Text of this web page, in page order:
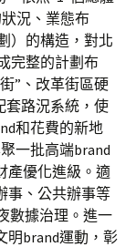
況、業態布
）的構造，對北
完整的計劃布
”、改革街區硬
套路況系統，使
和花費的新地
一批高端brand
產優化進級。適
事、公共辦事等
數據治理。進一
明brand運動，彰